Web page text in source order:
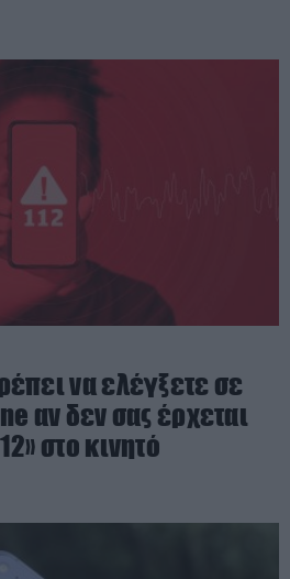
να ελέγξετε σε
αν δεν σας έρχεται
στο κινητό